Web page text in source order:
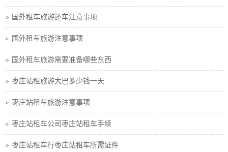
国外租车旅游还车注意事项
国外租车旅游注意事项
国外租车旅游需要准备哪些东西
枣庄站租旅游大巴多少钱一天
枣庄站租车旅游注意事项
枣庄站租车公司枣庄站租车手续
枣庄站租车行枣庄站租车所需证件